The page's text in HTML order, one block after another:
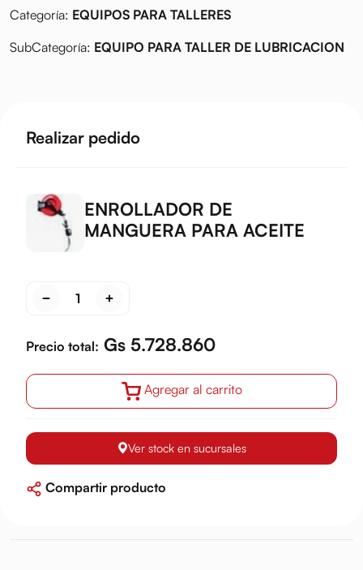
Categoría: EQUIPOS PARA TALLERES
SubCategoría: EQUIPO PARA TALLER DE LUBRICACION
Realizar pedido
ENROLLADOR DE
MANGUERA PARA ACEITE
Precio total: Gs 5.728.860
Agregar al carrito
Ver stock en sucursales
Compartir producto